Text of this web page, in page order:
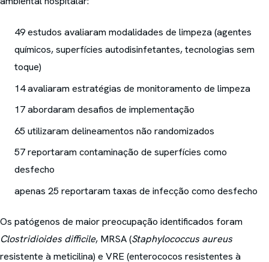
49 estudos avaliaram modalidades de limpeza (agentes
químicos, superfícies autodisinfetantes, tecnologias sem
toque)
14 avaliaram estratégias de monitoramento de limpeza
17 abordaram desafios de implementação
65 utilizaram delineamentos não randomizados
57 reportaram contaminação de superfícies como
desfecho
apenas 25 reportaram taxas de infecção como desfecho
Os patógenos de maior preocupação identificados foram
Clostridioides difficile, MRSA (Staphylococcus aureus
resistente à meticilina) e VRE (enterococos resistentes à